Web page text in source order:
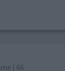
| 66